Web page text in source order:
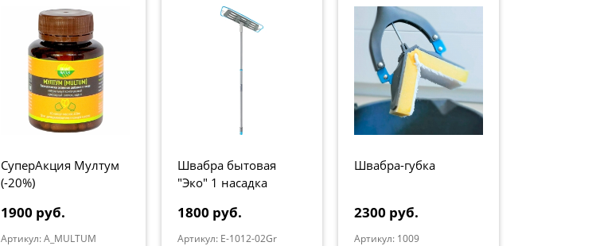
СуперАкция Мултум
(-20%)
1900 руб.
Артикул: A_MULTUM
Швабра бытовая
"Эко" 1 насадка
1800 руб.
Артикул: E-1012-02Gr
Швабра-губка
2300 руб.
Артикул: 1009